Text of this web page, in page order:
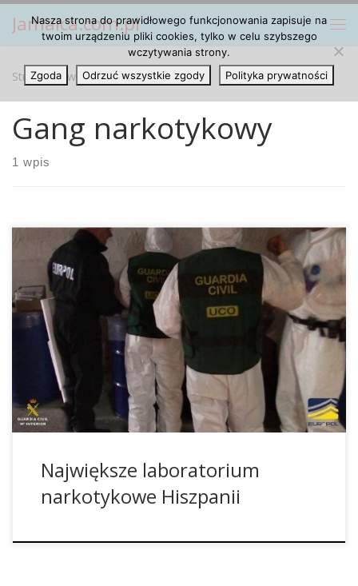
Przejdź do treści
Jamaica.com.pl
Strona główna » Gang narkotykowy
Gang narkotykowy
1 wpis
Benissa/Llíber/Teulada-Moraira – Guardia Civil w Marina Alta
rozbiła najprawdopodobniej największe laboratorium
produkujące syntetyczne narkotyki w Hiszpanii. Miejsce
produkcji narkotyków oraz magazyny znajdowały się w
różnych budynkach w takich miastach jak Benissa, Teulada-
Moraira i Llíber na Costa Blanca. Zatrzymano łącznie
sześciu podejrzanych, wśród nich czterech Hiszpanów oraz
dwóch Belgów. Ze względu […]
Największe laboratorium
narkotykowe Hiszpanii
Nasza strona do prawidłowego funkcjonowania zapisuje na
twoim urządzeniu pliki cookies, tylko w celu szybszego
wczytywania strony.
Zgoda
Odrzuć wszystkie zgody Polityka prywatności